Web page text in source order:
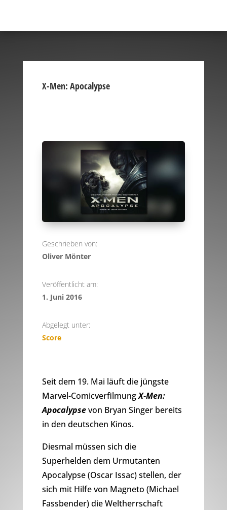
X-Men: Apocalypse
Geschrieben von:
Oliver Mönter
Veröffentlicht am:
1. Juni 2016
Abgelegt unter:
Score
Seit dem 19. Mai läuft die jüngste
Marvel-ComicverfilmungX-Men:
Apocalypsevon Bryan Singer bereits
in den deutschen Kinos.
Diesmal müssen sich die
Superhelden dem Urmutanten
Apocalypse (Oscar Issac) stellen, der
sich mit Hilfe von Magneto (Michael
Fassbender) die Weltherrschaft